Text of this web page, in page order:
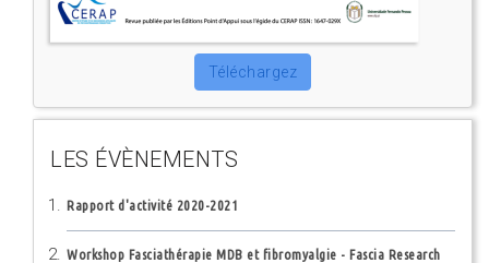
Téléchargez
LES ÉVÈNEMENTS
Rapport d'activité 2020-2021
Workshop Fasciathérapie MDB et fibromyalgie - Fascia Research